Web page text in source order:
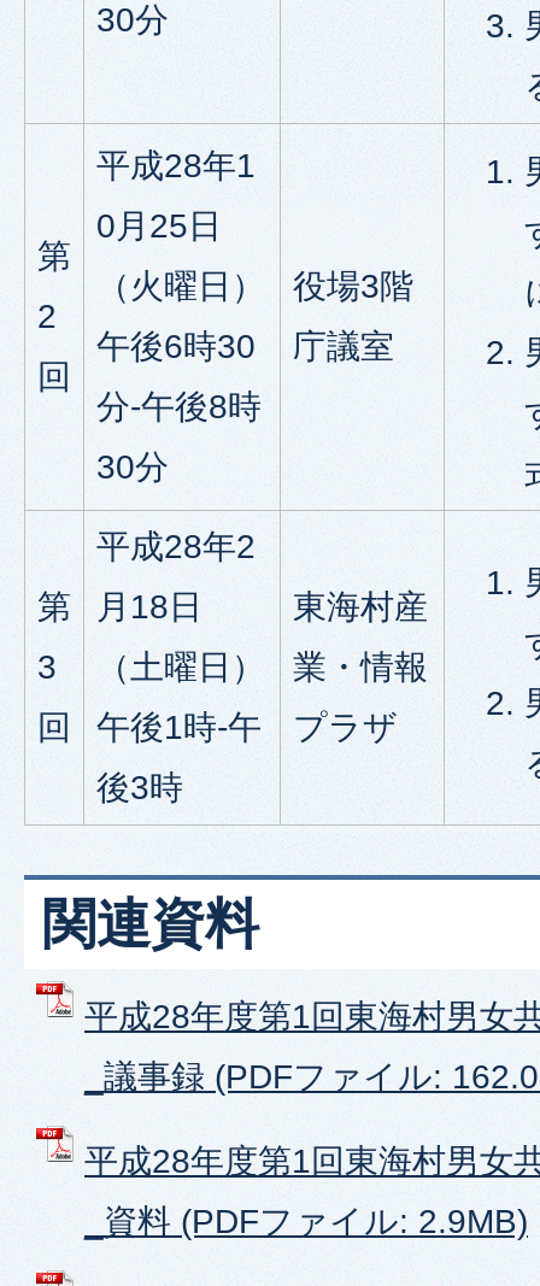
30分
第
2
回
平成28年1
0月25日
（火曜日）
午後6時30
分-午後8時
30分
役場3階
庁議室
第
3
回
平成28年2
月18日
（土曜日）
午後1時-午
後3時
東海村産
業・情報
プラザ
関連資料
平成28年度第1回東海村男女
_議事録 (PDFファイル:
平成28年度第1回東海村男女
_資料 (PDFファイル: 2.9MB)